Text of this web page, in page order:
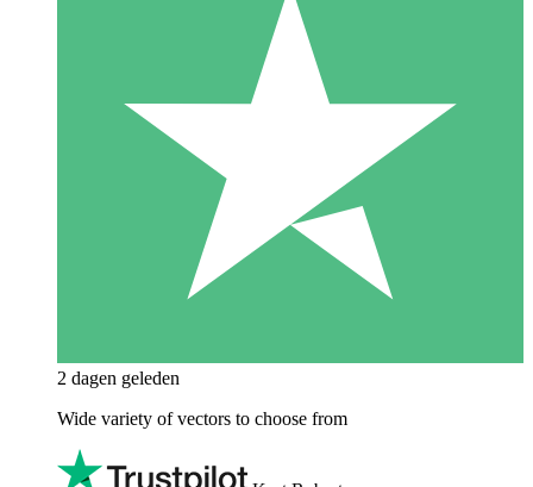
2 dagen geleden
Wide variety of vectors to choose from